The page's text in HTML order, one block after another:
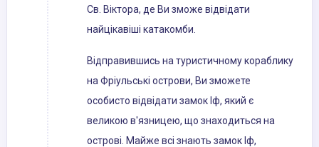
Св. Віктора, де Ви зможе відвідати
найцікавіші катакомби.
Відправившись на туристичному кораблику
на Фріульські острови, Ви зможете
особисто відвідати замок Іф, який є
великою в'язницею, що знаходиться на
острові. Майже всі знають замок Іф,